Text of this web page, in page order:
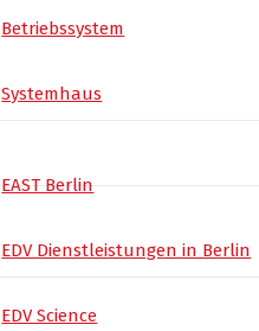
Betriebssystem
Systemhaus
EAST Berlin
EDV Dienstleistungen in Berlin
EDV Science